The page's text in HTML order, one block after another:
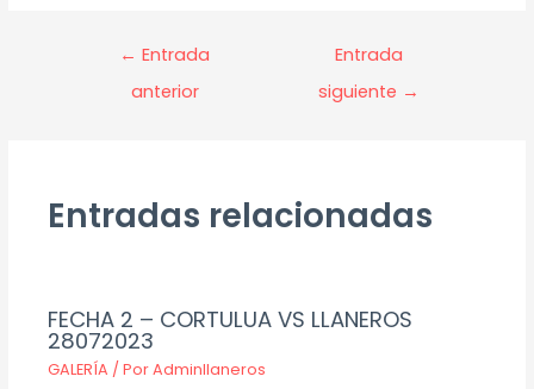
← Entrada
anterior
Entrada
siguiente →
Entradas relacionadas
FECHA 2 – CORTULUA VS LLANEROS
28072023
GALERÍA / PorAdminllaneros